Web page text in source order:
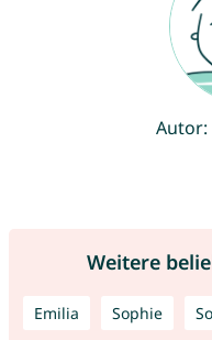
Autor:
Weitere
Emilia Sophie